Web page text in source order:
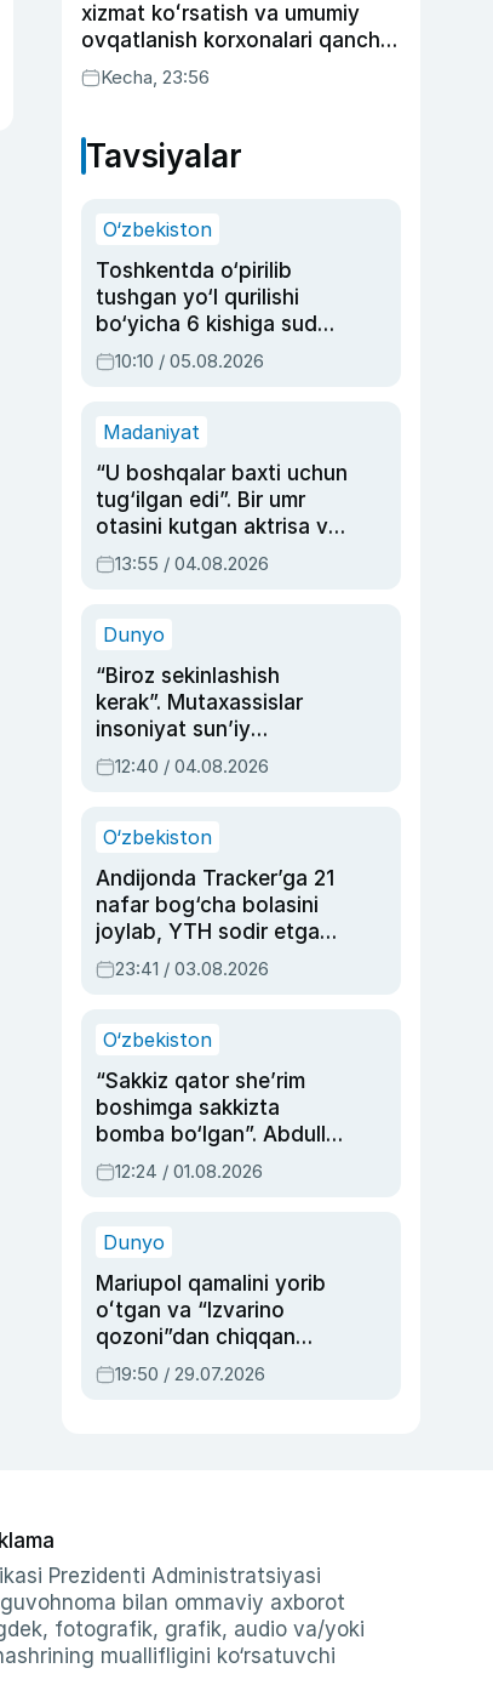
xizmat koʻrsatish va umumiy
ovqatlanish korxonalari qancha
soliq toʻlagani ochiqlandi
Kecha, 23:56
Tavsiyalar
O‘zbekiston
Toshkentda o‘pirilib
tushgan yo‘l qurilishi
bo‘yicha 6 kishiga sud
hukmi o‘qildi
10:10 / 05.08.2026
Madaniyat
“U boshqalar baxti uchun
tug‘ilgan edi”. Bir umr
otasini kutgan aktrisa va
dublyaj ustasi Rimma
Ahmedovaning
13:55 / 04.08.2026
Dunyo
“Biroz sekinlashish
kerak”. Mutaxassislar
insoniyat sun’iy
intellektni boshqara
olmay qolishidan xavotir
12:40 / 04.08.2026
O‘zbekiston
Andijonda Tracker’ga 21
nafar bog‘cha bolasini
joylab, YTH sodir etgan
ayolga sud hukmi o‘qildi
23:41 / 03.08.2026
O‘zbekiston
“Sakkiz qator she’rim
boshimga sakkizta
bomba bo‘lgan”. Abdulla
Oripovni siyosiy
ayblovlardan asrab
12:24 / 01.08.2026
Dunyo
Mariupol qamalini yorib
oʻtgan va “Izvarino
qozoni”dan chiqqan
qahramon — Ukraina
armiyasi bosh
19:50 / 29.07.2026
Prezidenti Administratsiyasi
bilan ommaviy axborot
fotografik, grafik, audio va/yoki
muallifligini ko‘rsatuvchi